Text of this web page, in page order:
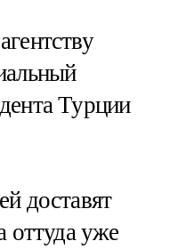
Турции
доставят
оттуда уже